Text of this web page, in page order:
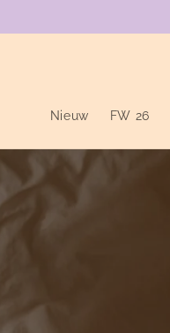
Nieuw FW 26